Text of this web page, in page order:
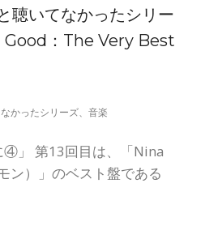
聴いてなかったシリー
Good：The Very Best
かったシリーズ、 音楽
④」 第13回目は、「Nina
ン）」のベスト盤である